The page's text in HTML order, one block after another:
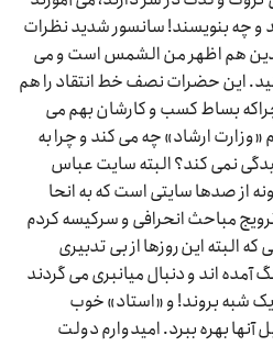
و چه بنویسند! سانسور شدید نظرات
هم اظهر من الشمس است و می
این حضرات نصف خط انتقاد را هم
بساط کسب و کارشان بهم می
«وزارت ارشاد» چه می کند و چرا به
نمی کند؟ البته سایت عباس
از صدها سایتی است که به انحا
مباحث انحرافی و سرکیسه کردم
البته این روزها از بی تدبیری
آمده اند و دنبال میانبری می گردند
شبه بروند! و «استاد» خوب
آنها بهره ببرد. امیدوارم دولت